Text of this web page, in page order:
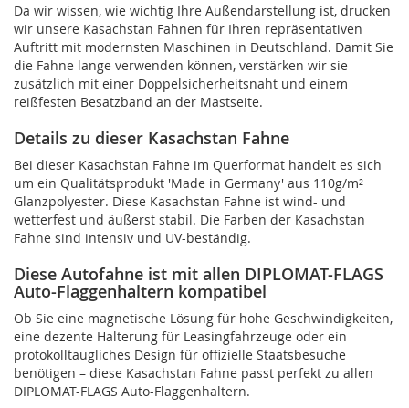
Da wir wissen, wie wichtig Ihre Außendarstellung ist, drucken
wir unsere Kasachstan Fahnen für Ihren repräsentativen
Auftritt mit modernsten Maschinen in Deutschland. Damit Sie
die Fahne lange verwenden können, verstärken wir sie
zusätzlich mit einer Doppelsicherheitsnaht und einem
reißfesten Besatzband an der Mastseite.
Details zu dieser Kasachstan Fahne
Bei dieser Kasachstan Fahne im Querformat handelt es sich
um ein Qualitätsprodukt 'Made in Germany' aus 110g/m²
Glanzpolyester. Diese Kasachstan Fahne ist wind- und
wetterfest und äußerst stabil. Die Farben der Kasachstan
Fahne sind intensiv und UV-beständig.
Diese Autofahne ist mit allen DIPLOMAT-FLAGS
Auto-Flaggenhaltern kompatibel
Ob Sie eine magnetische Lösung für hohe Geschwindigkeiten,
eine dezente Halterung für Leasingfahrzeuge oder ein
protokolltaugliches Design für offizielle Staatsbesuche
benötigen – diese Kasachstan Fahne passt perfekt zu allen
DIPLOMAT-FLAGS Auto-Flaggenhaltern.